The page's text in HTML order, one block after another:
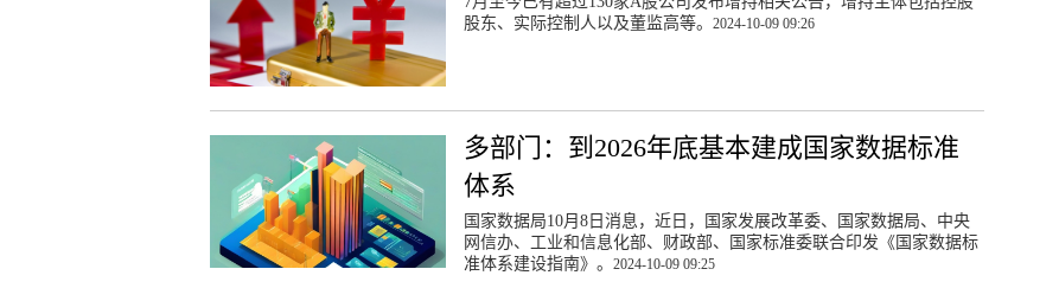
股东、实际控制人以及董监高等。2024-10-09 09:26
多部门：到2026年底基本建成国家数据标准
体系
国家数据局10月8日消息，近日，国家发展改革委、国家数据局、中央
网信办、工业和信息化部、财政部、国家标准委联合印发《国家数据标
准体系建设指南》。2024-10-09 09:25